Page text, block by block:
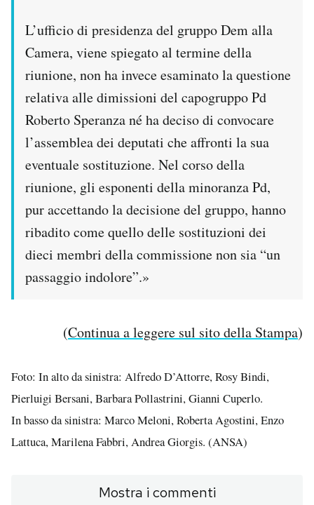
L’ufficio di presidenza del gruppo Dem alla
Camera, viene spiegato al termine della
riunione, non ha invece esaminato la questione
relativa alle dimissioni del capogruppo Pd
Roberto Speranza né ha deciso di convocare
l’assemblea dei deputati che affronti la sua
eventuale sostituzione. Nel corso della
riunione, gli esponenti della minoranza Pd,
pur accettando la decisione del gruppo, hanno
ribadito come quello delle sostituzioni dei
dieci membri della commissione non sia “un
passaggio indolore”.»
(Continua a leggere sul sito della Stampa)
Foto: In alto da sinistra: Alfredo D’Attorre, Rosy Bindi,
Pierluigi Bersani, Barbara Pollastrini, Gianni Cuperlo.
In basso da sinistra: Marco Meloni, Roberta Agostini, Enzo
Lattuca, Marilena Fabbri, Andrea Giorgis. (ANSA)
Mostra i commenti